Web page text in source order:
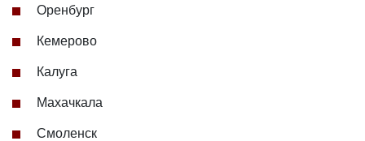
Оренбург
Кемерово
Калуга
Махачкала
Смоленск